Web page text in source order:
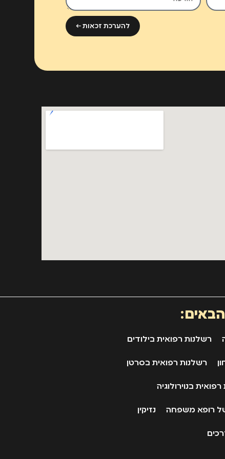
להערכת זכאות ←
הבאים:
רשלנות רפואית בילודים
רשלנות רפואית בסרטן
בנוירולוגיה
רופא משפחה נזיקין